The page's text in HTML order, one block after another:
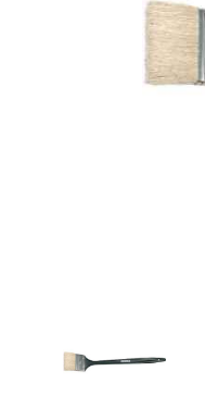
Balkon a terasa
Všechny kategorie